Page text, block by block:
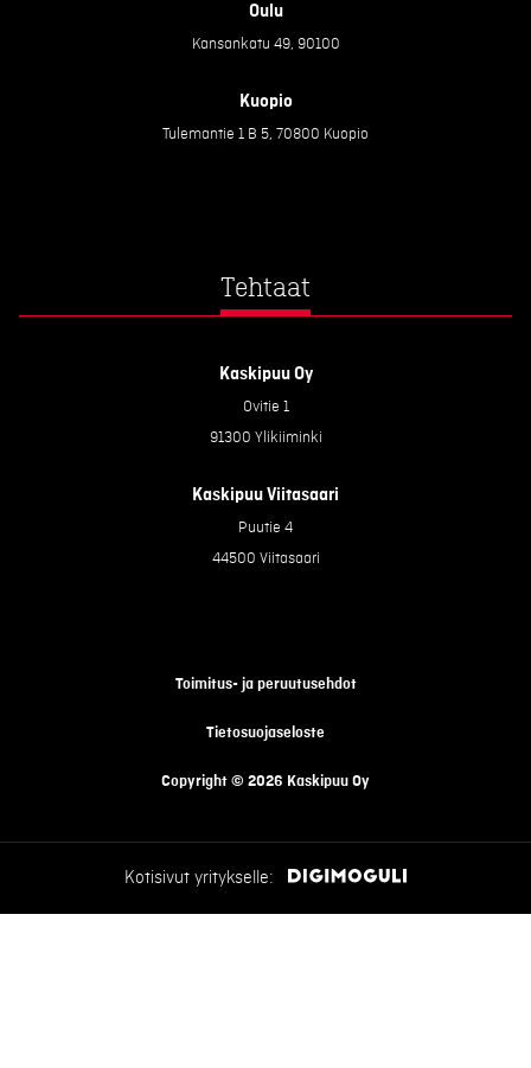
Oulu
Kansankatu 49, 90100
Kuopio
Tulemantie 1 B 5, 70800 Kuopio
Tehtaat
Kaskipuu Oy
Ovitie 1
91300 Ylikiiminki
Kaskipuu Viitasaari
Puutie 4
44500 Viitasaari
Copyright © 2026 Kaskipuu Oy
Tietosuojaseloste
Toimitus- ja peruutusehdot
Kotisivut yritykselle: